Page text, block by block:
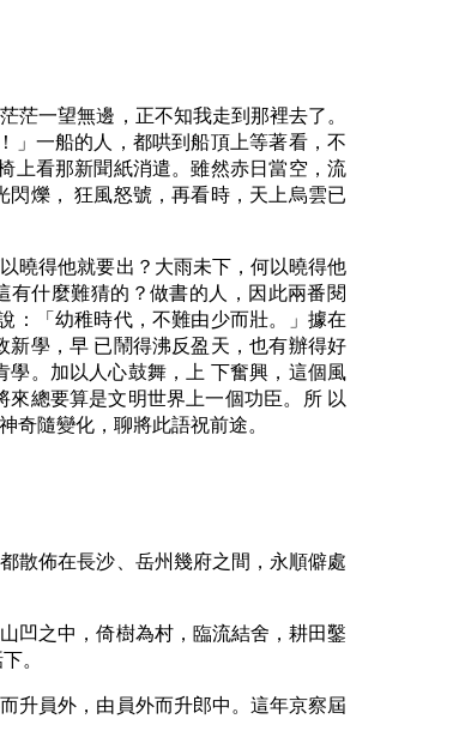
茫一望無邊，正不知我走到那裡去了。
」一船的人，都哄到船頂上等著看，不
上看那新聞紙消遣。雖然赤日當空，流
爍， 狂風怒號，再看時，天上烏雲已
曉得他就要出？大雨未下，何以曉得他
什麼難猜的？做書的人，因此兩番閱
：「幼稚時代，不難由少而壯。」據在
學，早 已鬧得沸反盈天，也有辦得好
學。加以人心鼓舞，上 下奮興，這個風
總要算是文明世界上一個功臣。所 以
奇隨變化，聊將此語祝前途。
散佈在長沙、岳州幾府之間，永順僻處
凹之中，倚樹為村，臨流結舍，耕田鑿
。
升員外，由員外而升郎中。這年京察屆